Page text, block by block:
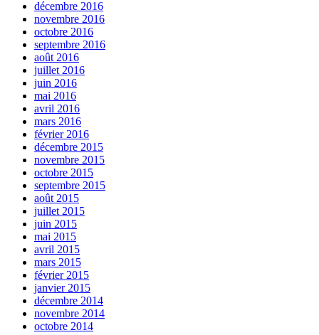
décembre 2016
novembre 2016
octobre 2016
septembre 2016
août 2016
juillet 2016
juin 2016
mai 2016
avril 2016
mars 2016
février 2016
décembre 2015
novembre 2015
octobre 2015
septembre 2015
août 2015
juillet 2015
juin 2015
mai 2015
avril 2015
mars 2015
février 2015
janvier 2015
décembre 2014
novembre 2014
octobre 2014